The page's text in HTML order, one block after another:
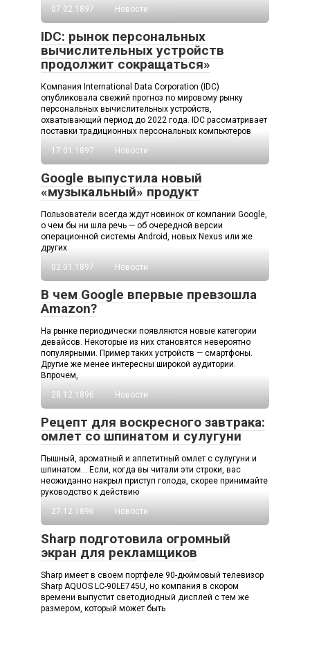
07.02.1897
Новости
IDC: рынок персональных
вычислительных устройств
продолжит сокращаться»
Компания International Data Corporation (IDC)
опубликовала свежий прогноз по мировому рынку
персональных вычислительных устройств,
охватывающий период до 2022 года. IDC рассматривает
поставки традиционных персональных компьютеров
17.01.1897
Новости
Google выпустила новый
«музыкальный» продукт
Пользователи всегда ждут новинок от компании Google,
о чем бы ни шла речь — об очередной версии
операционной системы Android, новых Nexus или же
других
02.01.1897
Новости
В чем Google впервые превзошла
Amazon?
На рынке периодически появляются новые категории
девайсов. Некоторые из них становятся невероятно
популярными. Пример таких устройств — смартфоны.
Другие же менее интересны широкой аудитории.
Впрочем,
28.12.1896
Новости
Рецепт для воскресного завтрака:
омлет со шпинатом и сулугуни
Пышный, ароматный и аппетитный омлет с сулугуни и
шпинатом… Если, когда вы читали эти строки, вас
неожиданно накрыл приступ голода, скорее принимайте
руководство к действию
27.12.1896
Новости
Sharp подготовила огромный
экран для рекламщиков
Sharp имеет в своем портфеле 90-дюймовый телевизор
Sharp AQUOS LC-90LE745U, но компания в скором
времени выпустит светодиодный дисплей с тем же
размером, который может быть